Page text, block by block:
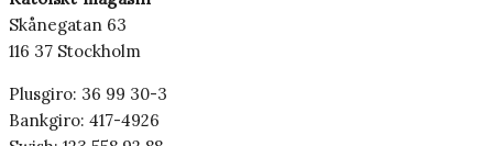
Skånegatan 63
116 37 Stockholm
Plusgiro: 36 99 30-3
Bankgiro: 417-4926